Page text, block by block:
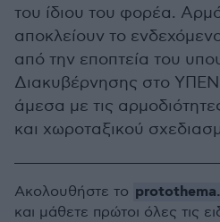
του ίδιου του φορέα.
αποκλείουν το
από την εποπτεία του
Διακυβέρνησης στο
άμεσα με τις
και χωροταξικού
Ακολουθήστε το
και μάθετε πρώτοι όλες τις